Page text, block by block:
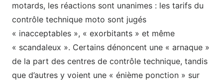
motards, les réactions sont unanimes : les tarifs du
contrôle technique moto sont jugés
« inacceptables », « exorbitants » et même
« scandaleux ». Certains dénoncent une « arnaque »
de la part des centres de contrôle technique, tandis
que d’autres y voient une « énième ponction » sur